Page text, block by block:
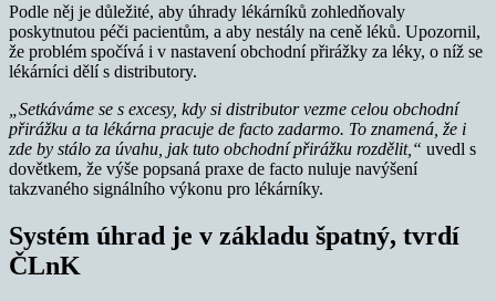
Podle něj je důležité, aby úhrady lékárníků zohledňovaly
poskytnutou péči pacientům, a aby nestály na ceně léků. Upozornil,
že problém spočívá i v nastavení obchodní přirážky za léky, o níž se
lékárníci dělí s distributory.
„Setkáváme se s excesy, kdy si distributor vezme celou obchodní
přirážku a ta lékárna pracuje de facto zadarmo. To znamená, že i
zde by stálo za úvahu, jak tuto obchodní přirážku rozdělit,“ uvedl s
dovětkem, že výše popsaná praxe de facto nuluje navýšení
takzvaného signálního výkonu pro lékárníky.
Systém úhrad je v základu špatný, tvrdí
ČLnK